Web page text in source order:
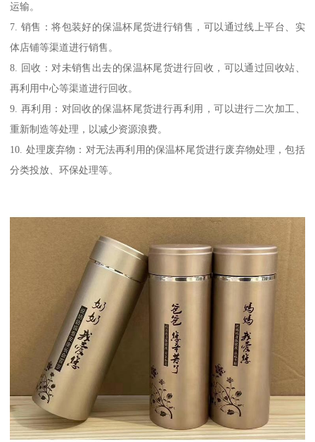
运输。
7. 销售：将包装好的保温杯尾货进行销售，可以通过线上平台、实
体店铺等渠道进行销售。
8. 回收：对未销售出去的保温杯尾货进行回收，可以通过回收站、
再利用中心等渠道进行回收。
9. 再利用：对回收的保温杯尾货进行再利用，可以进行二次加工、
重新制造等处理，以减少资源浪费。
10. 处理废弃物：对无法再利用的保温杯尾货进行废弃物处理，包括
分类投放、环保处理等。